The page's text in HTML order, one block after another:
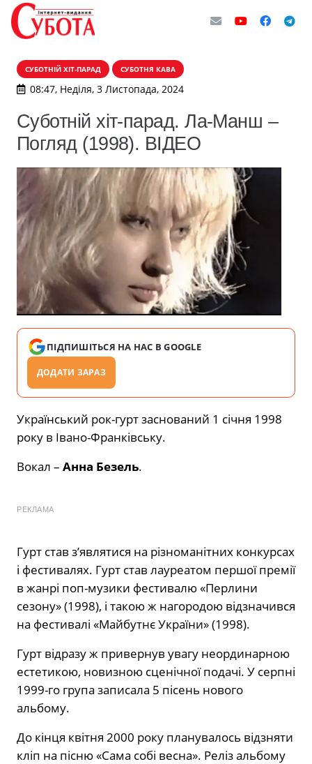
СУБОТНІЙ ХІТ-ПАРАД СУБОТНЯ КАВА
08:47, Неділя, 3 Листопада, 2024
Суботній хіт-парад. Ла-Манш –
Погляд (1998). ВІДЕО
ПІДПИШІТЬСЯ НА НАС В GOOGLE
ДОДАТИ ЗАРАЗ
Український рок-гурт заснований 1 січня 1998
року в Івано-Франківську.
Вокал – Анна Безель.
РЕКЛАМА
Гурт став з’являтися на різноманітних конкурсах
і фестивалях. Гурт став лауреатом першої премії
в жанрі поп-музики фестивалю «Перлини
сезону» (1998), і такою ж нагородою відзначився
на фестивалі «Майбутнє України» (1998).
Гурт відразу ж привернув увагу неординарною
естетикою, новизною сценічної подачі. У серпні
1999-го група записала 5 пісень нового
альбому.
До кінця квітня 2000 року планувалось відзняти
кліп на пісню «Сама собі весна». Реліз альбому